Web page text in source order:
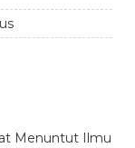
Menuntut Ilmu